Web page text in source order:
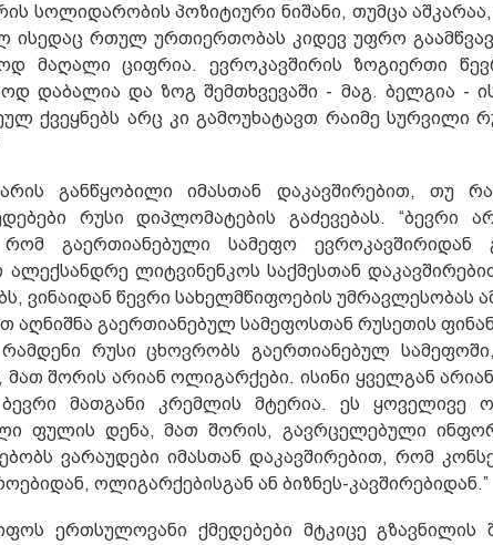
სოლიდარობის პოზიტიური ნიშანი, თუმცა
რთულ ურთიერთობას კიდევ უფრო
მაღალი ციფრია. ევროკავშირის ზოგიერთი
დაბალია და ზოგ შემთხვევაში - მაგ. ბელგია -
ქვეყნებს არც კი გამოუხატავთ რაიმე სურვილი
განწყობილი იმასთან დაკავშირებით, თუ
რუსი დიპლომატების გაძევებას.
გაერთიანებული სამეფო ევროკავშირიდან
ლიტვინენკოს საქმესთან
ვინაიდან წევრი სახელმწიფოების უმრავლესობას
აღნიშნა გაერთიანებულ სამეფოსთან რუსეთის
რუსი ცხოვრობს გაერთიანებულ
შორის არიან ოლიგარქები. ისინი ყველგან
მათგანი კრემლის მტერია. ეს ყოველივე
ფულის დენა, მათ შორის, გავრცელებული
ვარაუდები იმასთან დაკავშირებით, რომ
ოლიგარქებისგან ან ბიზნეს-კავშირებიდან.”
ერთსულოვანი ქმედებები მტკიცე გზავნილის